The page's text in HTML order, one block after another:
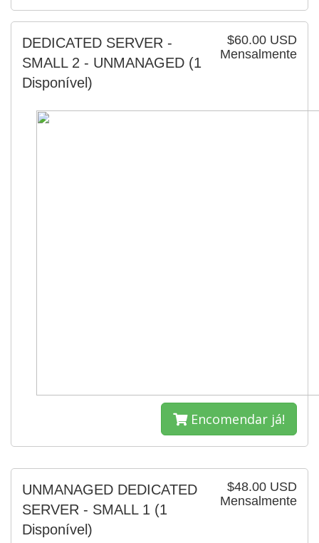
$60.00 USD
Mensalmente
DEDICATED SERVER -
SMALL 2 - UNMANAGED (1
Disponível)
Encomendar já!
$48.00 USD
Mensalmente
UNMANAGED DEDICATED
SERVER - SMALL 1 (1
Disponível)